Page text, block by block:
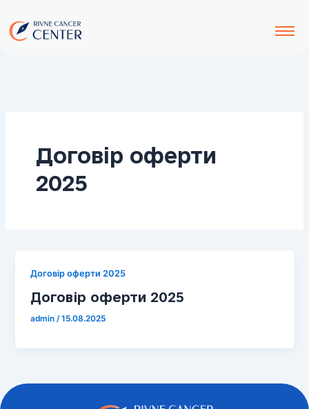
до
вмісту
Договір оферти
2025
Договір оферти 2025
Договір оферти 2025
admin/15.08.2025